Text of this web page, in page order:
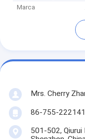
Marca
Mrs. Cherry
86-755-
501-502, Qiurui